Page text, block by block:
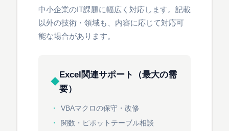
中小企業のIT課題に幅広く対応します。記載
以外の技術・領域も、内容に応じて対応可
能な場合があります。
Excel関連サポート（最大の需
要）
VBAマクロの保守・改修
関数・ピボットテーブル相談